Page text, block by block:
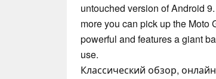
untouched version of Android
more you can pick up the Moto
powerful and features a giant
use.
Классический обзор,